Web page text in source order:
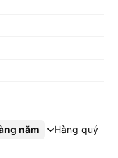
năm Hàng quý
thêm